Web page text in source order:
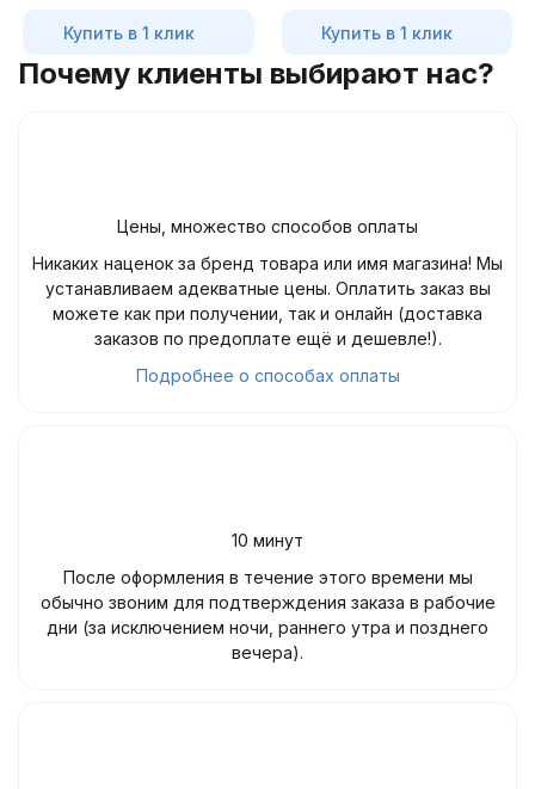
Купить в 1 клик Купить в 1 клик
Почему клиенты выбирают нас?
Цены, множество способов оплаты
Никаких наценок за бренд товара или имя магазина! Мы
устанавливаем адекватные цены. Оплатить заказ вы
можете как при получении, так и онлайн (доставка
заказов по предоплате ещё и дешевле!).
Подробнее о способах оплаты
10 минут
После оформления в течение этого времени мы
обычно звоним для подтверждения заказа в рабочие
дни (за исключением ночи, раннего утра и позднего
вечера).